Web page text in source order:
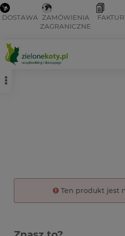
DOSTAWA ZAMÓWIENIA
ZAGRANICZNE
Ten produkt jest